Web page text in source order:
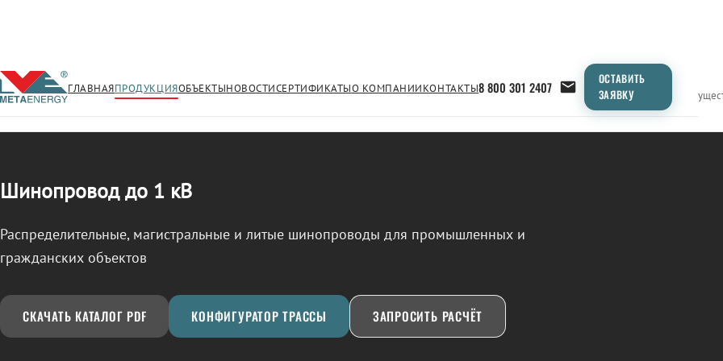
ГЛАВНАЯПРОДУКЦИЯОБЪЕКТЫНОВОСТИСЕРТИФИКАТЫО КОМПАНИИКОНТАКТЫ8 800 301 2407
ОСТАВИТЬ
ЗАЯВКУ
← Продукция/ШИНОПРОВОД Применение Продукция ТипоразмерыСравнение
Шинопровод до 1 кВ
Распределительные, магистральные и литые шинопроводы для промышленных и
гражданских объектов
СКАЧАТЬ КАТАЛОГ PDF КОНФИГУРАТОР ТРАССЫ ЗАПРОСИТЬ РАСЧЁТ